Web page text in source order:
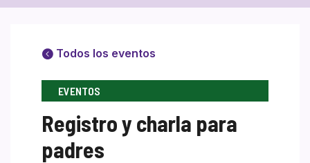
Todos los eventos
EVENTOS
Registro y charla para
padres